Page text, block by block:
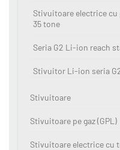
Stivuitoare electrice
35 tone
Seria G2 Li-ion reach
Stivuitor Li-ion seria
Stivuitoare
Stivuitoare pe gaz (GPL)
Stivuitoare electrice cu